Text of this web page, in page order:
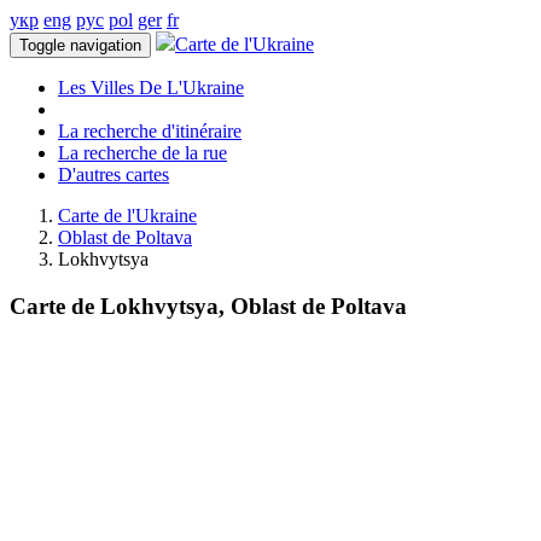
укр eng рус pol ger fr
Toggle navigation Carte de l'Ukraine
Les Villes De L'Ukraine
La recherche d'itinéraire
La recherche de la rue
D'autres cartes
Carte de l'Ukraine
Oblast de Poltava
Lokhvytsya
Carte de Lokhvytsya, Oblast de Poltava